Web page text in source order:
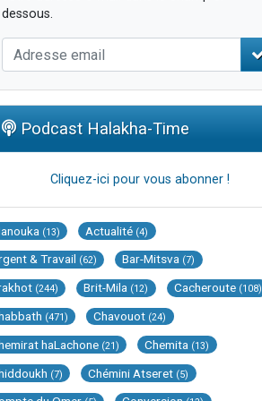
dessous.
Podcast Halakha-Time
Cliquez-ici pour vous abonner !
(13) Actualité (4)
& Travail (62) Bar-Mitsva (7)
(244) Brit-Mila (12) Cacheroute (108)
(471) Chavouot (24)
haLachone (21) Chemita (13)
(7) Chémini Atseret (5)